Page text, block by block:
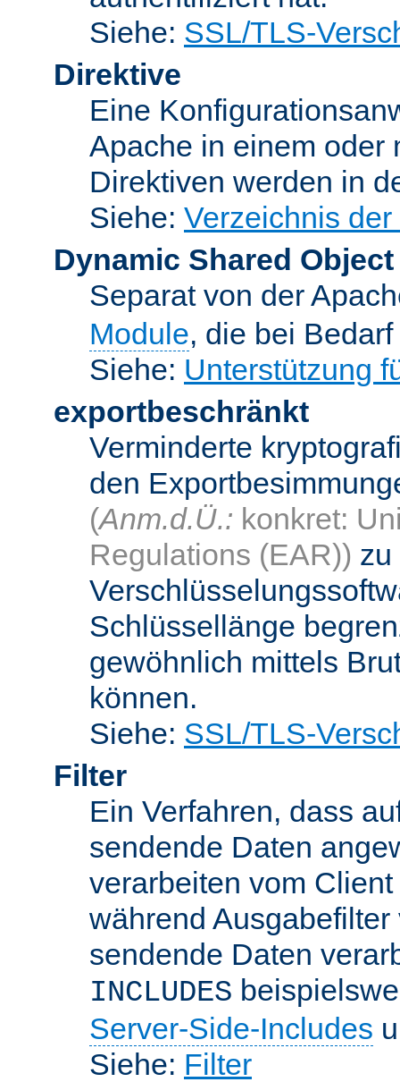
Siehe: SSL/TLS-
Direktive
Eine
Apache in einem oder
Direktiven werden in
Siehe: Verzeichnis
Dynamic Shared Object
Separat von der
Module, die bei
Siehe: Unterstützung
exportbeschränkt
Verminderte
den
(Anm.d.Ü.: konkret:
Regulations (EAR)) zu
Schlüssellänge
gewöhnlich mittels
können.
Siehe: SSL/TLS-
Filter
Ein Verfahren, dass
sendende Daten
verarbeiten vom
während
sendende Daten
INCLUDES
Server-Side-Includes
Siehe: Filter